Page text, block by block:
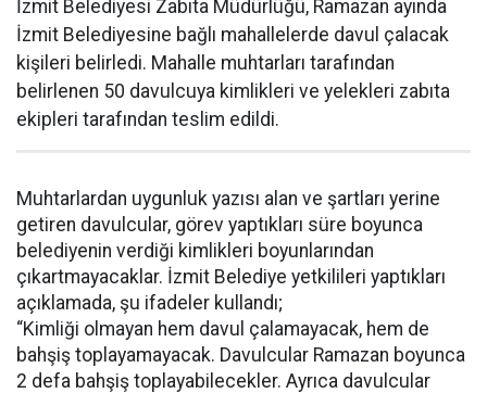
İzmit Belediyesi Zabıta Müdürlüğü, Ramazan ayında
İzmit Belediyesine bağlı mahallelerde davul çalacak
kişileri belirledi. Mahalle muhtarları tarafından
belirlenen 50 davulcuya kimlikleri ve yelekleri zabıta
ekipleri tarafından teslim edildi.
Muhtarlardan uygunluk yazısı alan ve şartları yerine
getiren davulcular, görev yaptıkları süre boyunca
belediyenin verdiği kimlikleri boyunlarından
çıkartmayacaklar. İzmit Belediye yetkilileri yaptıkları
açıklamada, şu ifadeler kullandı;
“Kimliği olmayan hem davul çalamayacak, hem de
bahşiş toplayamayacak. Davulcular Ramazan boyunca
2 defa bahşiş toplayabilecekler. Ayrıca davulcular